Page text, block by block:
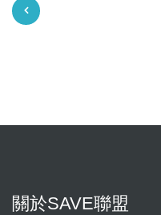
關於SAVE聯盟